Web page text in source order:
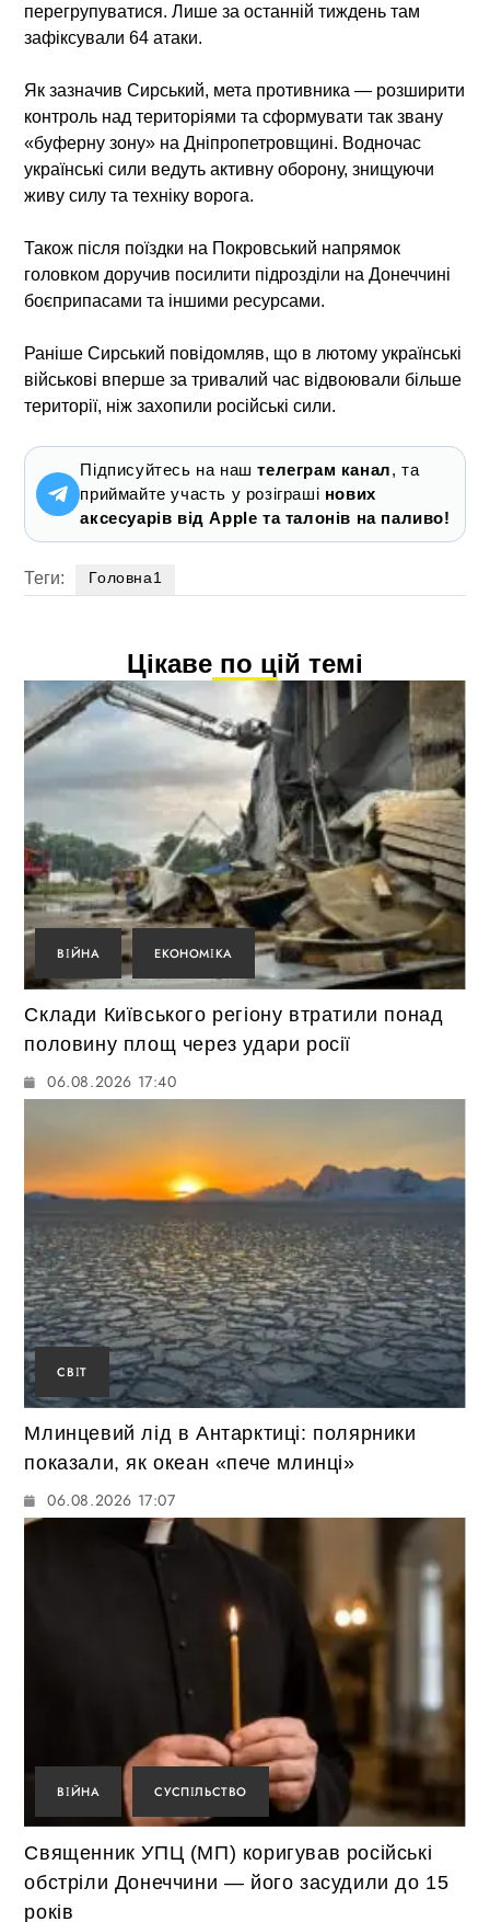
перегрупуватися. Лише за останній тиждень там
зафіксували 64 атаки.
Як зазначив Сирський, мета противника — розширити
контроль над територіями та сформувати так звану
«буферну зону» на Дніпропетровщині. Водночас
українські сили ведуть активну оборону, знищуючи
живу силу та техніку ворога.
Також після поїздки на Покровський напрямок
головком доручив посилити підрозділи на Донеччині
боєприпасами та іншими ресурсами.
Раніше Сирський повідомляв, що в лютому українські
військові вперше за тривалий час відвоювали більше
території, ніж захопили російські сили.
Підписуйтесь на наштелеграм канал, та
приймайте участь у розіграші нових
аксесуарів від Apple та талонів на паливо!
Теги: Головна1
Цікаве по цій темі
ВІЙНА ЕКОНОМІКА
Склади Київського регіону втратили понад
половину площ через удари росії
06.08.2026 17:40
СВІТ
Млинцевий лід в Антарктиці: полярники
показали, як океан «пече млинці»
06.08.2026 17:07
ВІЙНА СУСПІЛЬСТВО
Священник УПЦ (МП) коригував російські
обстріли Донеччини — його засудили до 15
років